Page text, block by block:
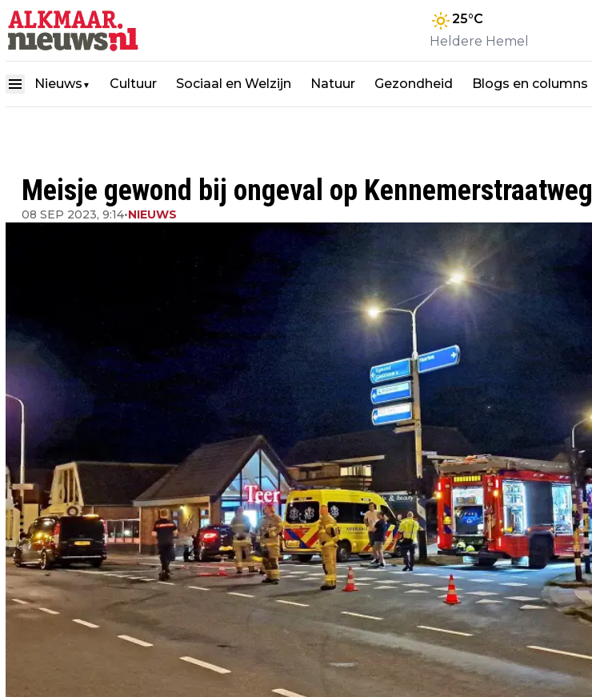
25°C
Heldere Hemel
Nieuws ▼ Cultuur Sociaal en Welzijn Natuur Gezondheid Blogs en columns
Meisje gewond bij ongeval op Kennemerstraatweg
08 SEP 2023, 9:14•NIEUWS